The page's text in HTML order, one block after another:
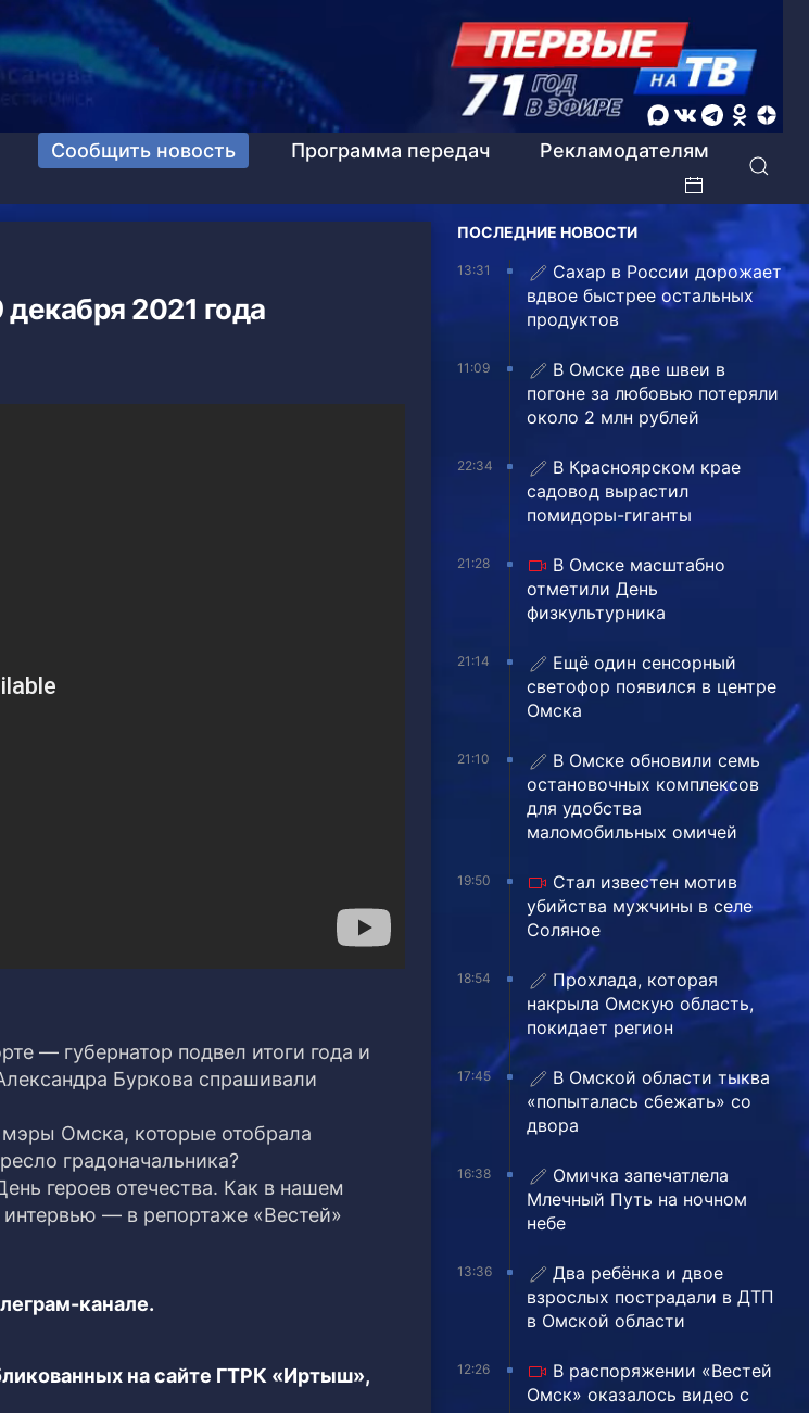
Сообщить новость Программа передач
Рекламодателям
2021 года
— губернатор подвел итоги года и
Буркова спрашивали
Омска, которые отобрала
градоначальника?
героев отечества. Как в нашем
— в репортаже «Вестей»
канале.
на сайте ГТРК «Иртыш»,
ПОСЛЕДНИЕ НОВОСТИ
13:31
Сахар в России дорожает
вдвое быстрее остальных
продуктов
11:09
В Омске две швеи в
погоне за любовью потеряли
около 2 млн рублей
22:34
В Красноярском крае
садовод вырастил
помидоры-гиганты
21:28
В Омске масштабно
отметили День
физкультурника
21:14
Ещё один сенсорный
светофор появился в центре
Омска
21:10
В Омске обновили семь
остановочных комплексов
для удобства
маломобильных омичей
19:50
Стал известен мотив
убийства мужчины в селе
Соляное
18:54
Прохлада, которая
накрыла Омскую область,
покидает регион
17:45
В Омской области тыква
«попыталась сбежать» со
двора
16:38
Омичка запечатлела
Млечный Путь на ночном
небе
13:36
Два ребёнка и двое
взрослых пострадали в ДТП
в Омской области
12:26
В распоряжении «Вестей
Омск» оказалось видео с